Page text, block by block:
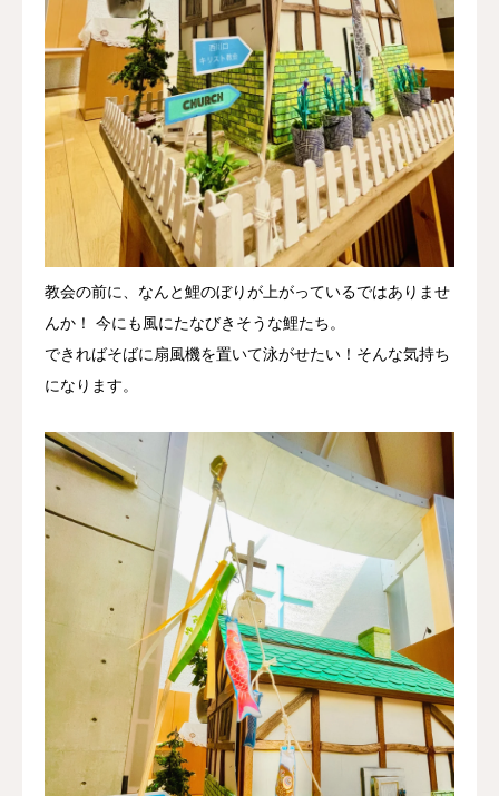
教会の前に、なんと鯉のぼりが上がっているではありませ
んか！ 今にも風にたなびきそうな鯉たち。
できればそばに扇風機を置いて泳がせたい！そんな気持ち
になります。